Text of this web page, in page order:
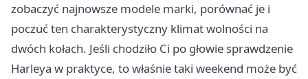
zobaczyć najnowsze modele marki, porównać je i
poczuć ten charakterystyczny klimat wolności na
dwóch kołach. Jeśli chodziło Ci po głowie sprawdzenie
Harleya w praktyce, to właśnie taki weekend może być